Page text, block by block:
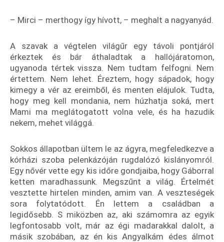
– Mirci – merthogy így hívott, – meghalt a nagyanyád.
A szavak a végtelen világűr egy távoli pontjáról
érkeztek és bár áthaladtak a hallójáratomon,
ugyanoda tértek vissza. Nem tudtam felfogni. Nem
értettem. Nem lehet. Éreztem, hogy sápadok, hogy
kimegy a vér az ereimből, és menten elájulok. Tudta,
hogy meg kell mondania, nem húzhatja soká, mert
Mami ma meglátogatott volna vele, és ha hazudik
nekem, mehet világgá.
Sokkos állapotban ültem le az ágyra, megfeledkezve a
kórházi szoba pelenkázóján rugdalózó kislányomról.
Egy nővér vette egy kis időre gondjaiba, hogy Gáborral
ketten maradhassunk. Megszűnt a világ. Értelmét
vesztette hirtelen minden, amim van. A veszteségek
sora folytatódott. Én lettem a családban a
legidősebb. S miközben az, aki számomra az egyik
legfontosabb volt, már az égi madarakkal dalolt, a
másik szobában, az én kis Angyalkám édes álmot